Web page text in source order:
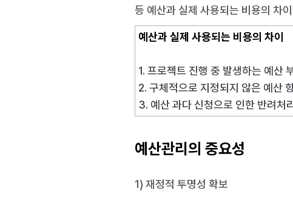
등 예산과 실제 사용되는 비용의 차
예산과 실제 사용되는 비용의 차이
1. 프로젝트 진행 중 발생하는 예산
2. 구체적으로 지정되지 않은 예산
3. 예산 과다 신청으로 인한 반려처
예산관리의 중요성
1) 재정적 투명성 확보